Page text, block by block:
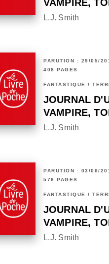
VAMPIRE,
L.J. Smith
PARUTION : 29/05/
408 PAGES
FANTASTIQUE /
JOURNAL
VAMPIRE,
L.J. Smith
PARUTION : 03/06/
576 PAGES
FANTASTIQUE /
JOURNAL
VAMPIRE,
L.J. Smith